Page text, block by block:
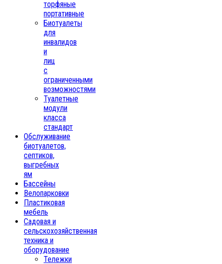
торфяные
портативные
Биотуалеты
для
инвалидов
и
лиц
с
ограниченными
возможностями
Туалетные
модули
класса
стандарт
Обслуживание
биотуалетов,
септиков,
выгребных
ям
Бассейны
Велопарковки
Пластиковая
мебель
Садовая и
сельскохозяйственная
техника и
оборудование
Тележки